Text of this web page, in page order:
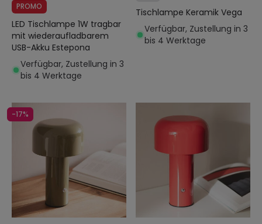
PROMO
LED Tischlampe 1W tragbar
mit wiederaufladbarem
USB-Akku Estepona
Verfügbar, Zustellung in 3
bis 4 Werktage
Tischlampe Keramik Vega
Verfügbar, Zustellung in 3
bis 4 Werktage
-17%